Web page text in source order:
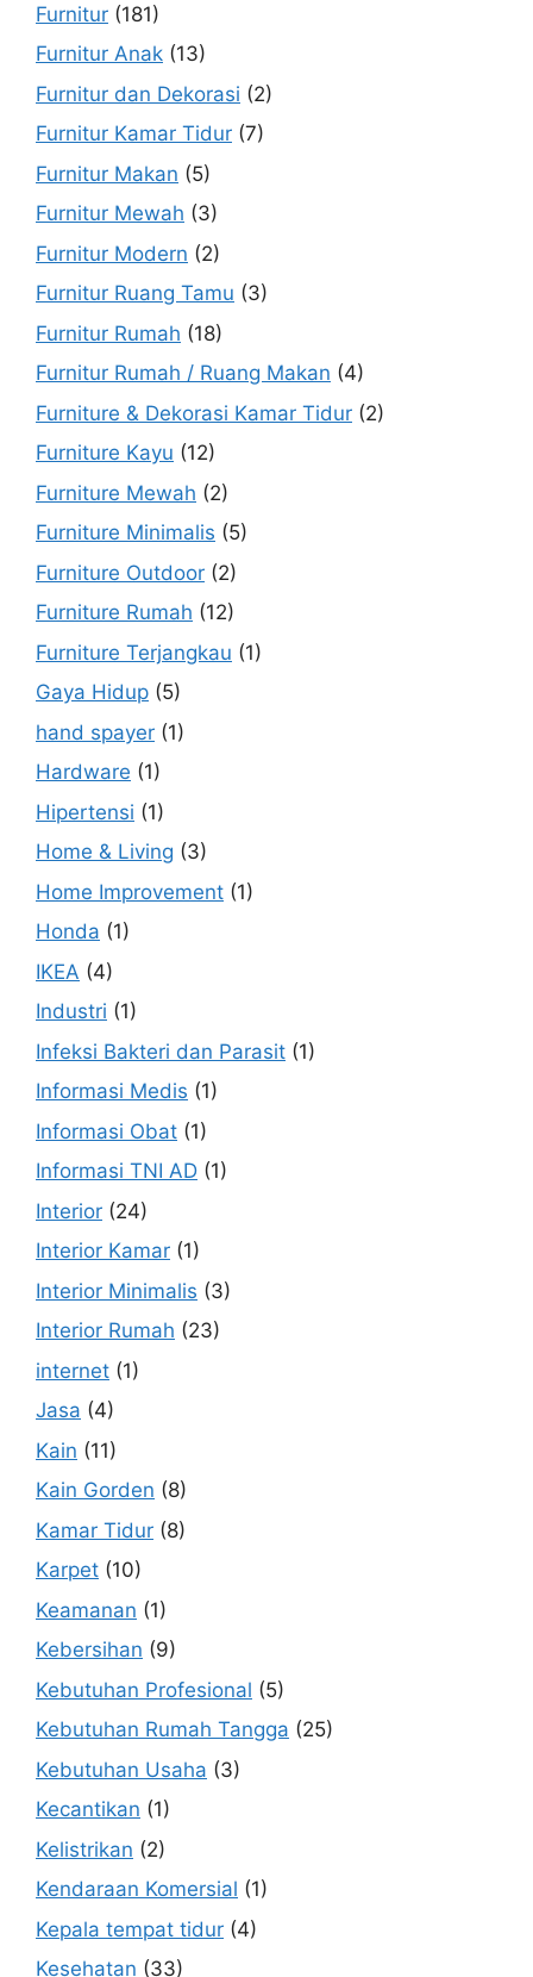
Furnitur (181)
Furnitur Anak (13)
Furnitur dan Dekorasi (2)
Furnitur Kamar Tidur (7)
Furnitur Makan (5)
Furnitur Mewah (3)
Furnitur Modern (2)
Furnitur Ruang Tamu (3)
Furnitur Rumah (18)
Furnitur Rumah / Ruang Makan (4)
Furniture & Dekorasi Kamar Tidur (2)
Furniture Kayu (12)
Furniture Mewah (2)
Furniture Minimalis (5)
Furniture Outdoor (2)
Furniture Rumah (12)
Furniture Terjangkau (1)
Gaya Hidup (5)
hand spayer (1)
Hardware (1)
Hipertensi (1)
Home & Living (3)
Home Improvement (1)
Honda (1)
IKEA (4)
Industri (1)
Infeksi Bakteri dan Parasit (1)
Informasi Medis (1)
Informasi Obat (1)
Informasi TNI AD (1)
Interior (24)
Interior Kamar (1)
Interior Minimalis (3)
Interior Rumah (23)
internet (1)
Jasa (4)
Kain (11)
Kain Gorden (8)
Kamar Tidur (8)
Karpet (10)
Keamanan (1)
Kebersihan (9)
Kebutuhan Profesional (5)
Kebutuhan Rumah Tangga (25)
Kebutuhan Usaha (3)
Kecantikan (1)
Kelistrikan (2)
Kendaraan Komersial (1)
Kepala tempat tidur (4)
Kesehatan (33)